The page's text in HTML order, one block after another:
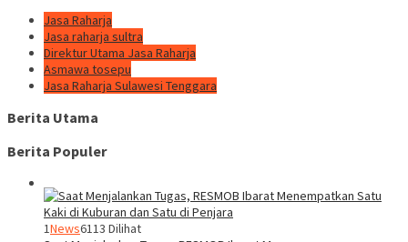
Jasa Raharja
Jasa raharja sultra
Direktur Utama Jasa Raharja
Asmawa tosepu
Jasa Raharja Sulawesi Tenggara
Berita Utama
Berita Populer
1News6113 Dilihat